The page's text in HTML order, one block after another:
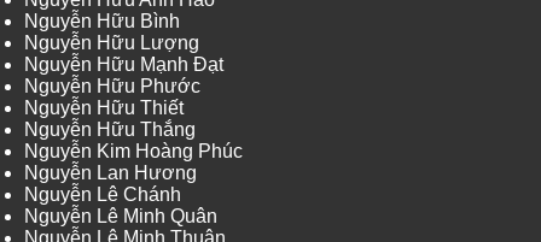
Nguyễn Hữu Bình
Nguyễn Hữu Lượng
Nguyễn Hữu Mạnh Đạt
Nguyễn Hữu Phước
Nguyễn Hữu Thiết
Nguyễn Hữu Thắng
Nguyễn Kim Hoàng Phúc
Nguyễn Lan Hương
Nguyễn Lê Chánh
Nguyễn Lê Minh Quân